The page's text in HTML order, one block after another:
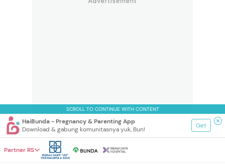
SCROLL TO CONTINUE WITH CONTENT
HaiBunda - Pregnancy & Parenting App
Download & gabung komunitasnya yuk, Bun!
Get
Partner RS